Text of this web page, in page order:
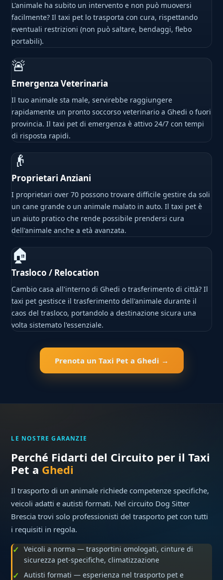
L'animale ha subito un intervento e non può muoversi
facilmente? Il taxi pet lo trasporta con cura, rispettando
eventuali restrizioni (non può saltare, bendaggi, flebo
portabili).
🚨
Emergenza Veterinaria
Il tuo animale sta male, servirebbe raggiungere
rapidamente un pronto soccorso veterinario a Ghedi o fuori
provincia. Il taxi pet di emergenza è attivo 24/7 con tempi
di risposta rapidi.
👴
Proprietari Anziani
I proprietari over 70 possono trovare difficile gestire da soli
un cane grande o un animale malato in auto. Il taxi pet è
un aiuto pratico che rende possibile prendersi cura
dell'animale anche a età avanzata.
🏠
Trasloco / Relocation
Cambio casa all'interno di Ghedi o trasferimento di città? Il
taxi pet gestisce il trasferimento dell'animale durante il
caos del trasloco, portandolo a destinazione sicura una
volta sistemato l'essenziale.
Prenota un Taxi Pet a Ghedi →
LE NOSTRE GARANZIE
Perché Fidarti del Circuito per il Taxi
Pet a Ghedi
Il trasporto di un animale richiede competenze specifiche,
veicoli adatti e autisti formati. Nel circuito Dog Sitter
Brescia trovi solo professionisti del trasporto pet con tutti
i requisiti in regola.
Veicoli a norma — trasportini omologati, cinture di
sicurezza pet-specifiche, climatizzazione
Autisti formati — esperienza nel trasporto pet e